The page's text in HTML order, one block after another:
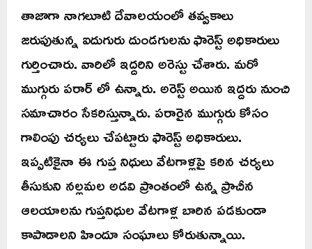
తాజాగా నాగలూటి దేవాలయంలో తవ్వకాలు
జరుపుతున్న ఐదుగురు దుండగులను ఫారెస్ట్ అధికారులు
గుర్తించారు. వారిలో ఇద్దరిని అరెస్టు చేశారు. మరో
ముగ్గురు పరార్ లో ఉన్నారు. అరెస్ట్ అయిన ఇద్దరు నుంచి
సమాచారం సేకరిస్తున్నారు. పరారైన ముగ్గురు కోసం
గాలింపు చర్యలు చేపట్టారు ఫారెస్ట్ అధికారులు.
ఇప్పటికైనా ఈ గుప్త నిధులు వేటగాళ్లపై కఠిన చర్యలు
తీసుకుని నల్లమల అడవి ప్రాంతంలో ఉన్న ప్రాచీన
ఆలయాలను గుప్తనిధుల వేటగాళ్ల బారిన పడకుండా
కాపాడాలని హిందూ సంఘాలు కోరుతున్నాయి.